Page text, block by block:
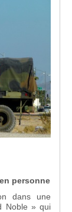
personne
dans une
Noble » qui